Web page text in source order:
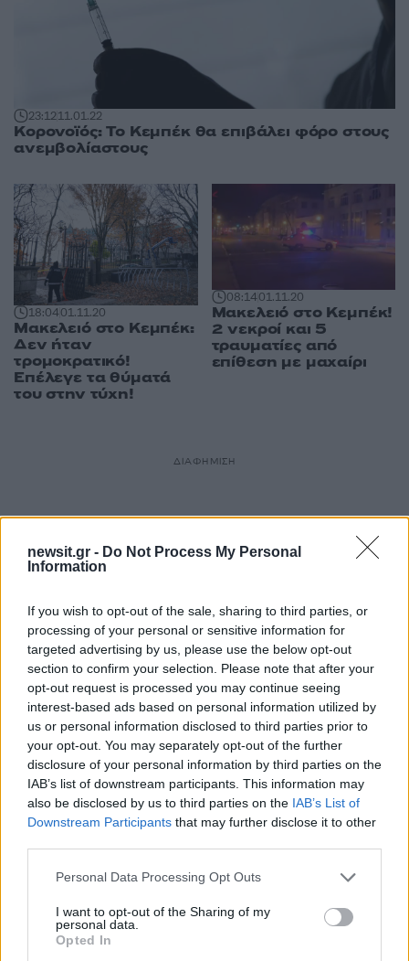
newsit.gr - Do Not Process My Personal
Information
If you wish to opt-out of the sale, sharing to third parties, or
processing of your personal or sensitive information for
targeted advertising by us, please use the below opt-out
section to confirm your selection. Please note that after your
opt-out request is processed you may continue seeing
interest-based ads based on personal information utilized by
us or personal information disclosed to third parties prior to
your opt-out. You may separately opt-out of the further
disclosure of your personal information by third parties on the
IAB’s list of downstream participants. This information may
also be disclosed by us to third parties on the IAB’s List of
Downstream Participants that may further disclose it to other
Please note that this website/app uses one or more Google
not limited to your visit or usage behaviour. You may click to
grant or deny consent to Google and its third-party tags to
use your data for below specified purposes in below Google
Personal Data Processing Opt Outs
I want to opt-out of the Sharing of my
personal data.
Opted In
23:1211.01.22
Κορονοϊός: Το Κεμπέκ θα επιβάλει φόρο στους
ανεμβολίαστους
18:0401.11.20
Μακελειό στο Κεμπέκ:
Δεν ήταν
τρομοκρατικό!
Επέλεγε τα θύματά
του στην τύχη!
08:1401.11.20
Μακελειό στο Κεμπέκ!
2 νεκροί και 5
τραυματίες από
επίθεση με μαχαίρι
ΔΙΑΦΗΜΙΣΗ